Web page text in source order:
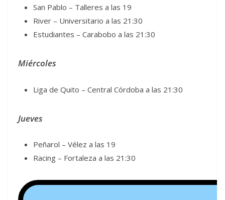
San Pablo – Talleres a las 19
River – Universitario a las 21:30
Estudiantes – Carabobo a las 21:30
Miércoles
Liga de Quito – Central Córdoba a las 21:30
Jueves
Peñarol – Vélez a las 19
Racing – Fortaleza a las 21:30